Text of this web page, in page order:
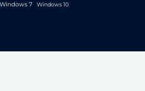
Windows 7 Windows 10